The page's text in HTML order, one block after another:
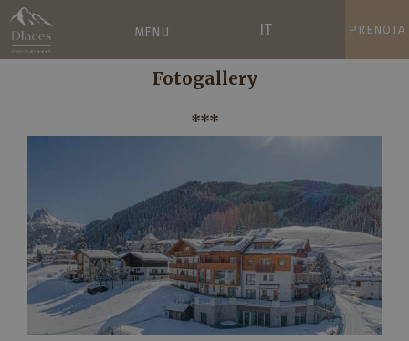
PRENOTA
IT
MENU
Fotogallery